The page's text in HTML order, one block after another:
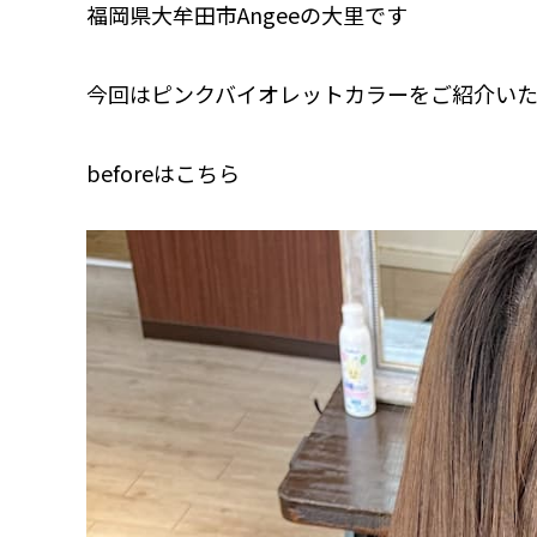
福岡県大牟田市Angeeの大里です
今回はピンクバイオレットカラーをご紹介い
beforeはこちら